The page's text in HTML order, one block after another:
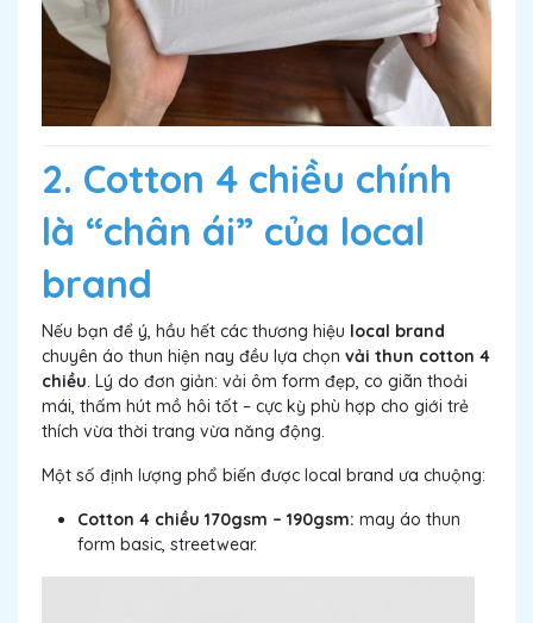
2. Cotton 4 chiều chính
là “chân ái” của local
brand
Nếu bạn để ý, hầu hết các thương hiệu local brand
chuyên áo thun hiện nay đều lựa chọn vải thun cotton 4
chiều . Lý do đơn giản: vải ôm form đẹp, co giãn thoải
mái, thấm hút mồ hôi tốt – cực kỳ phù hợp cho giới trẻ
thích vừa thời trang vừa năng động.
Một số định lượng phổ biến được local brand ưa chuộng:
Cotton 4 chiều 170gsm – 190gsm: may áo thun
form basic, streetwear.